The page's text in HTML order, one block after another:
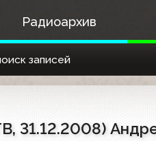
Радиоархив
записей
31.12.2008)